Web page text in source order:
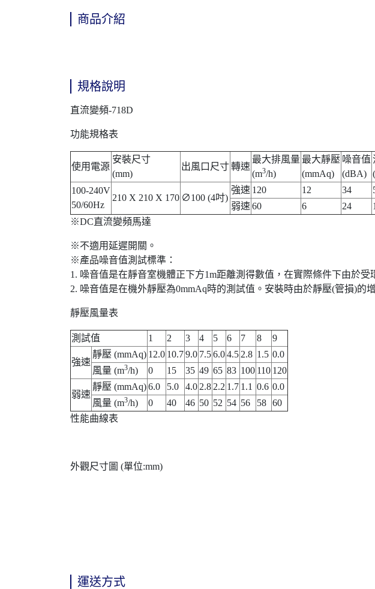
商品介紹
規格說明
直流變頻-718D
功能規格表
使用電源
安裝尺寸
(mm)
出風口尺寸轉速
最大排風量
(m3/h)
最大靜壓
(mmAq)
噪音值
(dBA)
100-240V
50/60Hz
210 X 210 X 170 ∅100 (4吋)
強速 120 12 34
弱速60 6 24
※DC直流變頻馬達
※不適用延遲開關。
※產品噪音值測試標準：
1. 噪音值是在靜音室機體正下方1m距離測得數值，在實際條件下由於受
2. 噪音值是在機外靜壓為0mmAq時的測試值。安裝時由於靜壓(管損)的
靜壓風量表
測試值 1 2 3 4 5 6 7 8 9
強速
靜壓 (mmAq) 12.0 10.79.0 7.56.04.5 2.8 1.5 0.0
風量 (m3/h) 0 15 35 49 65 83 100 110 120
弱速
靜壓 (mmAq)6.0 5.0 4.0 2.8 2.2 1.7 1.1 0.6 0.0
風量 (m3/h) 0 40 46 50 52 54 56 58 60
性能曲線表
外觀尺寸圖 (單位:mm)
運送方式